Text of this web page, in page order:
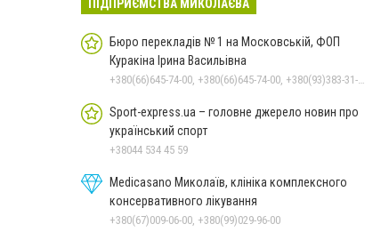
ПІДПРИЄМСТВА МИКОЛАЄВА
Бюро перекладів № 1 на Московській, ФОП
Куракіна Ірина Васильівна
Sport-express.ua – головне джерело новин про
український спорт
+38044 534 45 59
Medicasano Миколаїв, клініка комплексного
консервативного лікування
+380(67)009-06-00, +380(99)029-96-00